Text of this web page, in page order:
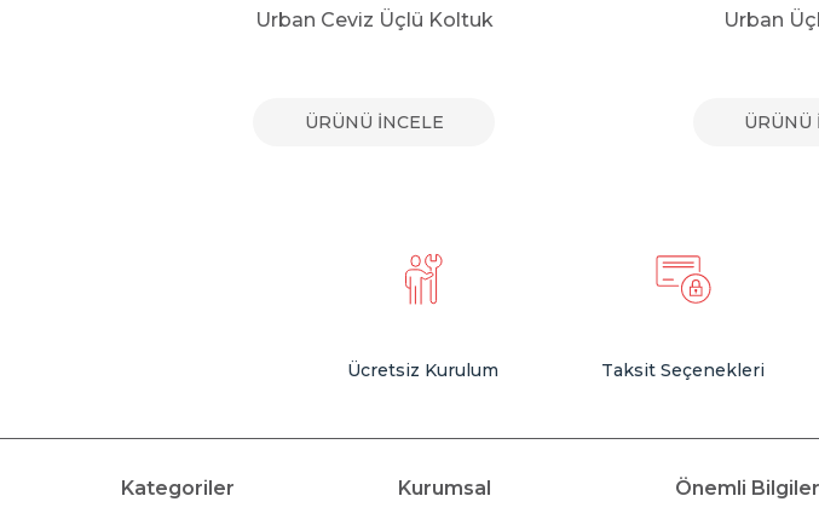
Urban Ceviz Üçlü Koltuk
ÜRÜNÜ İNCELE
Urban
ÜRÜNÜ
Ücretsiz Kurulum Taksit Seçenekleri
Kategoriler Kurumsal Önemli Bilgiler